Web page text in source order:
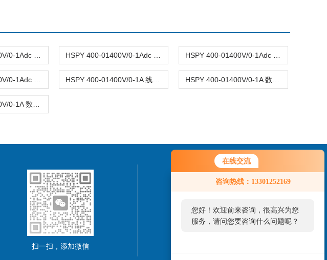
在线交流
咨询热线：13301252169
您好！欢迎前来咨询，很高兴为您
服务，请问您要咨询什么问题呢？
扫一扫，添加微信
联系我们
010-82827937